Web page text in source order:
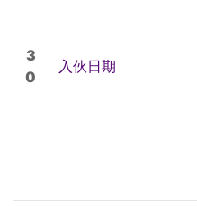
3
0
入伙日期